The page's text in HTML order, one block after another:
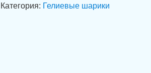
шары
Категория: Гелиевые шарики